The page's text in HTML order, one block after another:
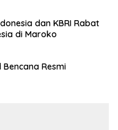
dan KBRI Rabat
di Maroko
Bencana Resmi